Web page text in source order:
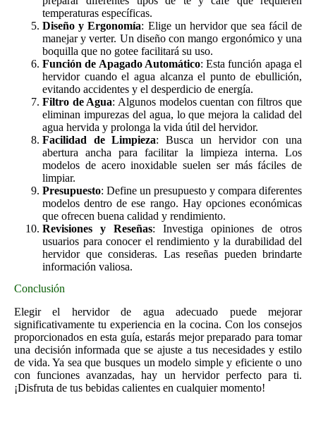
temperaturas específicas.
Diseño y Ergonomía: Elige un hervidor que sea fácil de
manejar y verter. Un diseño con mango ergonómico y una
boquilla que no gotee facilitará su uso.
Función de Apagado Automático: Esta función apaga el
hervidor cuando el agua alcanza el punto de ebullición,
evitando accidentes y el desperdicio de energía.
Filtro de Agua: Algunos modelos cuentan con filtros que
eliminan impurezas del agua, lo que mejora la calidad del
agua hervida y prolonga la vida útil del hervidor.
Facilidad de Limpieza: Busca un hervidor con una
abertura ancha para facilitar la limpieza interna. Los
modelos de acero inoxidable suelen ser más fáciles de
limpiar.
Presupuesto: Define un presupuesto y compara diferentes
modelos dentro de ese rango. Hay opciones económicas
que ofrecen buena calidad y rendimiento.
Revisiones y Reseñas: Investiga opiniones de otros
usuarios para conocer el rendimiento y la durabilidad del
hervidor que consideras. Las reseñas pueden brindarte
información valiosa.
Conclusión
Elegir el hervidor de agua adecuado puede mejorar
significativamente tu experiencia en la cocina. Con los consejos
proporcionados en esta guía, estarás mejor preparado para tomar
una decisión informada que se ajuste a tus necesidades y estilo
de vida. Ya sea que busques un modelo simple y eficiente o uno
con funciones avanzadas, hay un hervidor perfecto para ti.
¡Disfruta de tus bebidas calientes en cualquier momento!